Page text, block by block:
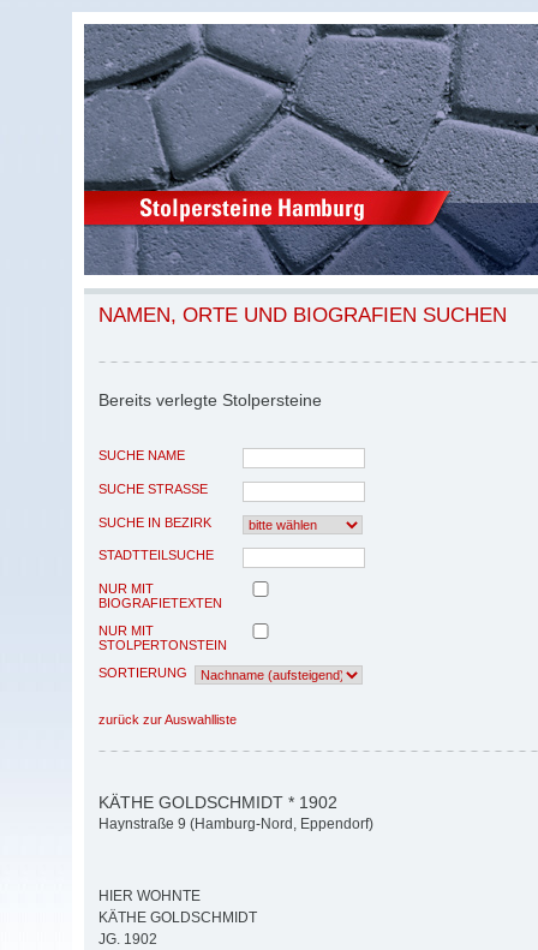
NAMEN, ORTE UND BIOGRAFIEN SUCHEN
Bereits verlegte Stolpersteine
SUCHE NAME
SUCHE STRASSE
SUCHE IN BEZIRK
STADTTEILSUCHE
NUR MIT
BIOGRAFIETEXTEN
NUR MIT
STOLPERTONSTEIN
SORTIERUNG
zurück zur Auswahlliste
KÄTHE GOLDSCHMIDT * 1902
Haynstraße 9 (Hamburg-Nord, Eppendorf)
HIER WOHNTE
KÄTHE GOLDSCHMIDT
JG. 1902